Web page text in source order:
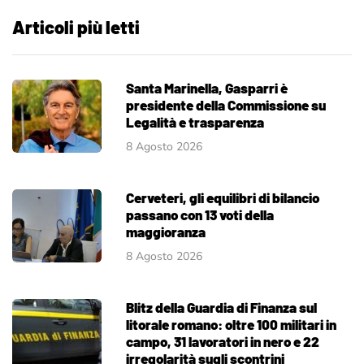
Articoli più letti
Santa Marinella, Gasparri è
presidente della Commissione su
Legalità e trasparenza
8 Agosto 2026
Cerveteri, gli equilibri di bilancio
passano con 13 voti della
maggioranza
8 Agosto 2026
Blitz della Guardia di Finanza sul
litorale romano: oltre 100 militari in
campo, 31 lavoratori in nero e 22
irregolarità sugli scontrini